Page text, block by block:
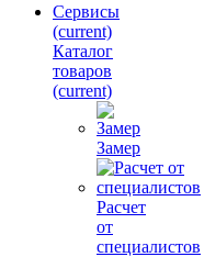
Сервисы
(current)
Каталог
товаров
(current)
Замер
Расчет
от
специалистов